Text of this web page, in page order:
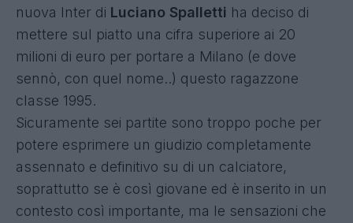
nuova Inter di Luciano Spalletti ha deciso di
mettere sul piatto una cifra superiore ai 20
milioni di euro per portare a Milano (e dove
sennò, con quel nome..) questo ragazzone
classe 1995.
Sicuramente sei partite sono troppo poche per
potere esprimere un giudizio completamente
assennato e definitivo su di un calciatore,
soprattutto se è così giovane ed è inserito in un
contesto così importante, ma le sensazioni che